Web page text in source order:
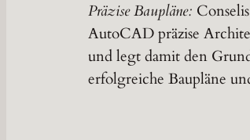
Präzise Baupläne:
AutoCAD präzise
und legt damit den
erfolgreiche Baupläne